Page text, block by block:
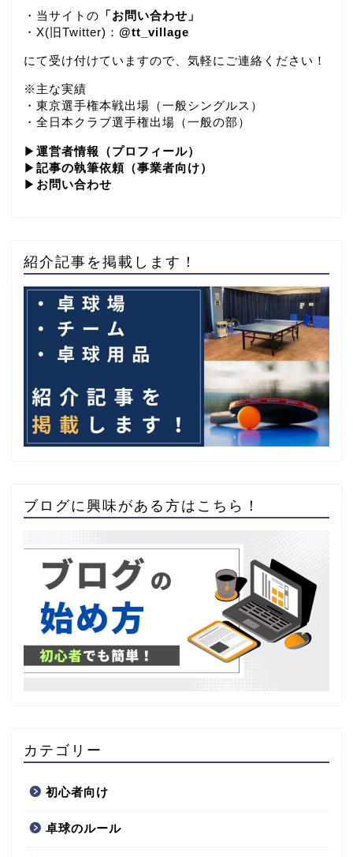
・当サイトの 「お問い合わせ」
・X(旧Twitter)： @tt_village
にて受け付けていますので、気軽にご連絡ください！
※主な実績
・東京選手権本戦出場（一般シングルス）
・全日本クラブ選手権出場（一般の部）
▶ 運営者情報（プロフィール）
▶ 記事の執筆依頼（事業者向け）
▶ お問い合わせ
紹介記事を掲載します！
ブログに興味がある方はこちら！
カテゴリー
初心者向け
卓球のルール